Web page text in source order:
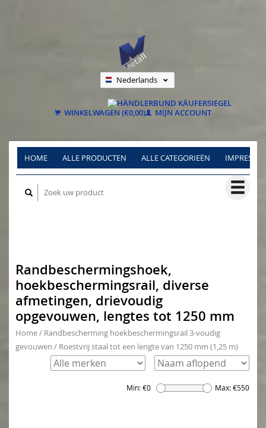
Nederlands
Français
WINKELWAGEN (€0,00) MIJN ACCOUNT
HOME ALLE PRODUCTEN ALLE CATEGORIEËN
Randbeschermingshoek,
hoekbeschermingsrail, diverse
afmetingen, drievoudig
opgevouwen, lengtes tot 1250 mm
Home/ Randbescherming hoekbeschermingsrail 3-voudig
gevouwen / Roestvrij staal tot een lengte van 1250 mm (1,25 m)
Min: €0 Max: €550